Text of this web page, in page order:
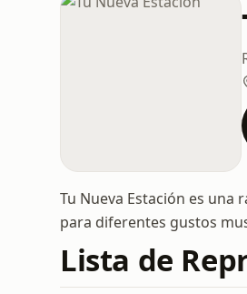
Tu Nueva Estación es una
para diferentes gustos
Lista de